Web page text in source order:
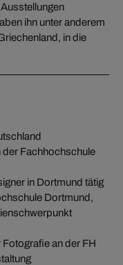
ihn unter anderem
in die
der Fachhochschule
in Dortmund tätig
Dortmund,
an der FH